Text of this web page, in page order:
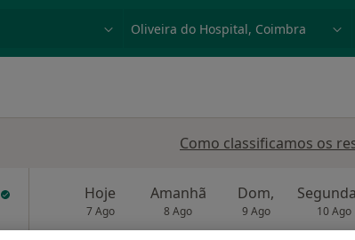
ou nome
Como classificamos os
Hoje
7 Ago
Amanhã
8 Ago
Dom,
9 Ago 10 Ago